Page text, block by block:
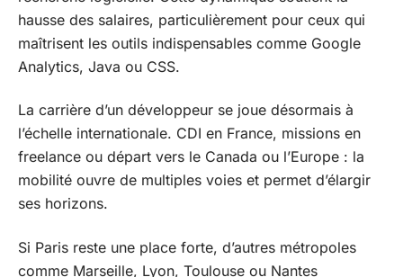
hausse des salaires, particulièrement pour ceux qui
maîtrisent les outils indispensables comme Google
Analytics, Java ou CSS.
La carrière d’un développeur se joue désormais à
l’échelle internationale. CDI en France, missions en
freelance ou départ vers le Canada ou l’Europe : la
mobilité ouvre de multiples voies et permet d’élargir
ses horizons.
Si Paris reste une place forte, d’autres métropoles
comme Marseille, Lyon, Toulouse ou Nantes